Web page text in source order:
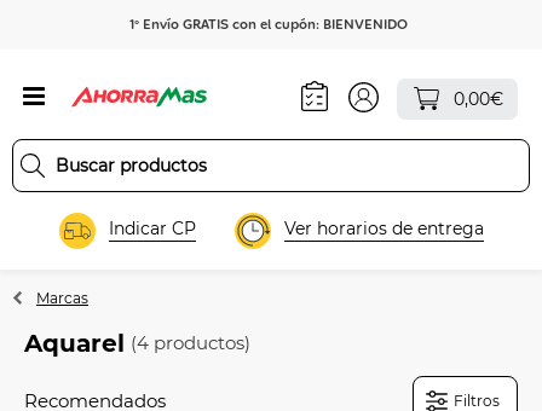
1º Envío GRATIS con el cupón: BIENVENIDO
0,00€
Indicar CP Ver horarios de entrega
Marcas
Aquarel (4 productos)
Filtros